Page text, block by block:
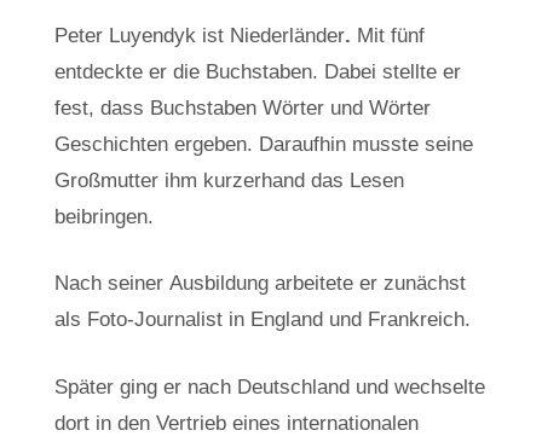
Peter Luyendyk ist Niederländer. Mit fünf
entdeckte er die Buchstaben. Dabei stellte er
fest, dass Buchstaben Wörter und Wörter
Geschichten ergeben. Daraufhin musste seine
Großmutter ihm kurzerhand das Lesen
beibringen.
Nach seiner Ausbildung arbeitete er zunächst
als Foto-Journalist in England und Frankreich.
Später ging er nach Deutschland und wechselte
dort in den Vertrieb eines internationalen